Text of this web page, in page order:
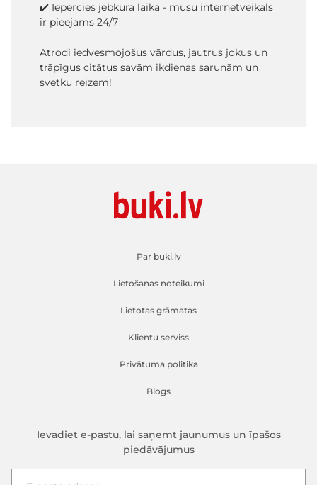
✔️ Iepērcies jebkurā laikā - mūsu internetveikals
ir pieejams 24/7
Atrodi iedvesmojošus vārdus, jautrus jokus un
trāpīgus citātus savām ikdienas sarunām un
svētku reizēm!
Par buki.lv
Lietošanas noteikumi
Lietotas grāmatas
Klientu serviss
Privātuma politika
Blogs
Ievadiet e-pastu, lai saņemt jaunumus un īpašos
piedāvājumus